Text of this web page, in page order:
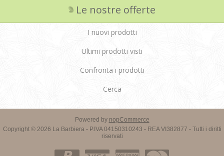
Le nostre offerte
I nuovi prodotti
Ultimi prodotti visti
Confronta i prodotti
Cerca
Powered by nopCommerce
Copyright © 2026 La Barbiera - P.IVA 04150310243 - REA VI382877 - Tutti i diritti
riservati